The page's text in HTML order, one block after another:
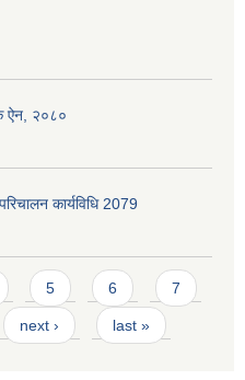
ऐन, २०८०
कार्यविधि 2079
5 6 7
next › last »